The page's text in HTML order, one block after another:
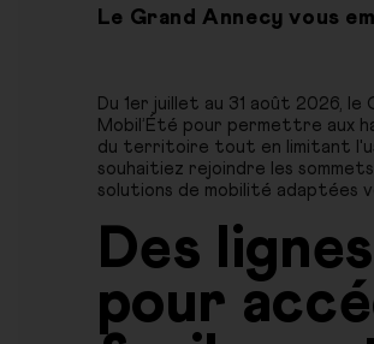
Le Grand Annecy vous
Du 1er juillet au 31 août 2026,
Mobil’Été pour permettre aux
du territoire tout en limitant
souhaitiez rejoindre les
solutions de mobilité adaptées
Des
pour